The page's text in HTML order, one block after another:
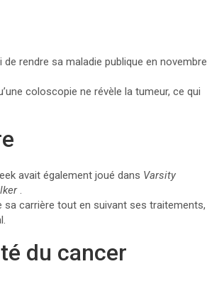
rendre sa maladie publique en novembre
coloscopie ne révèle la tumeur, ce qui
avait également joué dans Varsity
.
sa carrière tout en suivant ses traitements,
du cancer